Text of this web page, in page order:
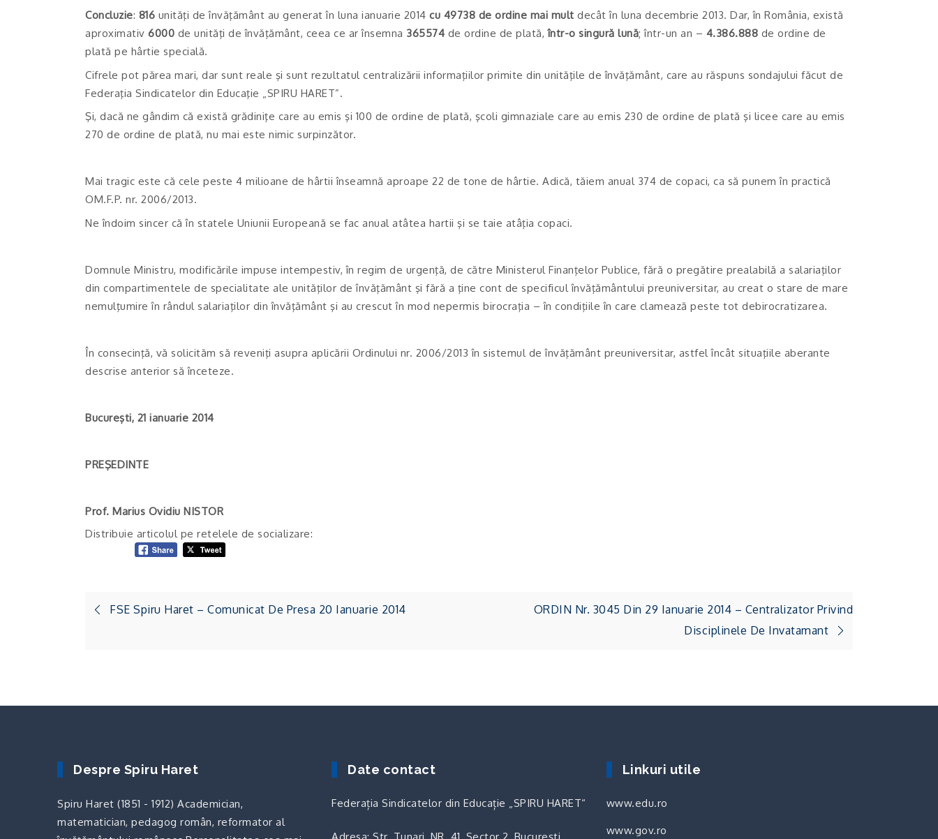
Concluzie: 816 unităţi de învăţământ au generat în luna ianuarie 2014 cu 49738 de ordine mai mult decât în luna decembrie 2013. Dar, în România, există
aproximativ 6000 de unităţi de învăţământ, ceea ce ar însemna 365574 de ordine de plată,într-o singură lună; într-un an – 4.386.888 de ordine de
plată pe hârtie specială.
Cifrele pot părea mari, dar sunt reale şi sunt rezultatul centralizării informaţiilor primite din unităţile de învăţământ, care au răspuns sondajului făcut de
Federaţia Sindicatelor din Educaţie „SPIRU HARET”.
Şi, dacă ne gândim că există grădiniţe care au emis şi 100 de ordine de plată, şcoli gimnaziale care au emis 230 de ordine de plată şi licee care au emis
270 de ordine de plată, nu mai este nimic surpinzător.
Mai tragic este că cele peste 4 milioane de hârtii înseamnă aproape 22 de tone de hârtie. Adică, tăiem anual 374 de copaci, ca să punem în practică
OM.F.P. nr. 2006/2013.
Ne îndoim sincer că în statele Uniunii Europeană se fac anual atâtea hartii şi se taie atâţia copaci.
Domnule Ministru, modificările impuse intempestiv, în regim de urgenţă, de către Ministerul Finanţelor Publice, fără o pregătire prealabilă a salariaţilor
din compartimentele de specialitate ale unităţilor de învăţământ şi fără a ţine cont de specificul învăţământului preuniversitar, au creat o stare de mare
nemulţumire în rândul salariaţilor din învăţământ şi au crescut în mod nepermis birocraţia – în condiţiile în care clamează peste tot debirocratizarea.
În consecinţă, vă solicităm să reveniţi asupra aplicării Ordinului nr. 2006/2013 în sistemul de învăţământ preuniversitar, astfel încât situaţiile aberante
descrise anterior să înceteze.
Bucureşti, 21 ianuarie 2014
PREŞEDINTE
Prof. Marius Ovidiu NISTOR
Distribuie articolul pe retelele de socializare:
Navigare
FSE Spiru Haret – Comunicat De Presa 20 Ianuarie 2014
ORDIN Nr. 3045 Din 29 Ianuarie 2014 – Centralizator Privind
Disciplinele De Invatamant
Despre Spiru Haret
Spiru Haret (1851 - 1912) Academician,
matematician, pedagog român, reformator al
Date contact
Federația Sindicatelor din Educație „SPIRU HARET“
Adresa: Str. Tunari, NR. 41, Sector 2, București
Linkuri utile
www.edu.ro
www.gov.ro